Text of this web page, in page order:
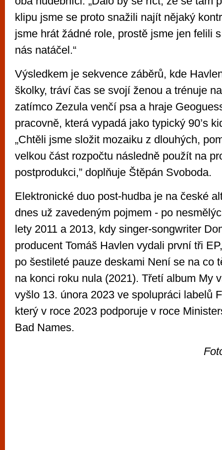
klipu jsme se proto snažili najít nějaký
jsme hrát žádné role, prostě jsme jen felili
nás natáčel.“
Výsledkem je sekvence záběrů, kde
školky, tráví čas se svojí ženou a trénuje
zatímco Zezula venčí psa a hraje
pracovně, která vypadá jako typický 90’s
„Chtěli jsme složit mozaiku z dlouhých,
velkou část rozpočtu následně použít na
postprodukci,” doplňuje Štěpán Svoboda.
Elektronické duo post-hudba je na české
dnes už zavedeným pojmem - po
lety 2011 a 2013, kdy singer-songwriter
producent Tomáš Havlen vydali první tři
po šestileté pauze deskami Není se na co
na konci roku nula (2021). Třetí album My
vyšlo 13. února 2023 ve spolupráci labelů
který v roce 2023 podporuje v roce
Bad Names.